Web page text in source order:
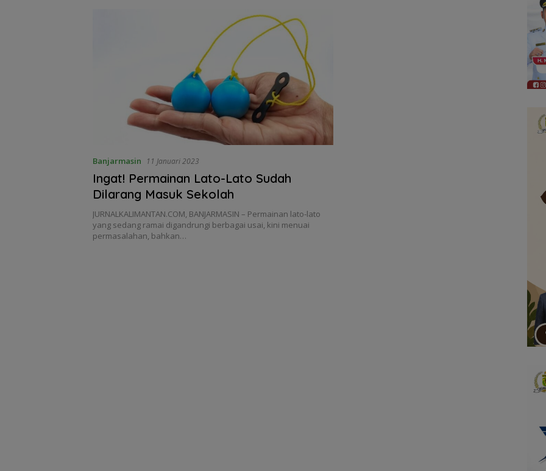
Banjarmasin 11 Januari 2023
Ingat! Permainan Lato-Lato Sudah
Dilarang Masuk Sekolah
JURNALKALIMANTAN.COM, BANJARMASIN – Permainan lato-lato
yang sedang ramai digandrungi berbagai usai, kini menuai
permasalahan, bahkan…